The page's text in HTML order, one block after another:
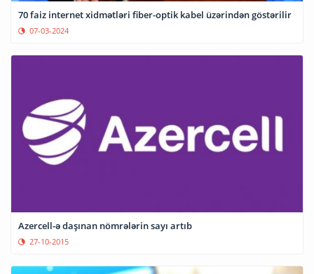
70 faiz internet xidmətləri fiber-optik kabel üzərindən göstərilir
07-03-2024
Azercell-ə daşınan nömrələrin sayı artıb
27-10-2015